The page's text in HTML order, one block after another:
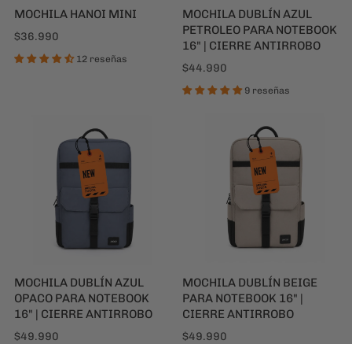
MOCHILA HANOI MINI
$36.990
12 reseñas
MOCHILA DUBLÍN AZUL
PETROLEO PARA NOTEBOOK
16" | CIERRE ANTIRROBO
$44.990
9 reseñas
MOCHILA DUBLÍN AZUL
OPACO PARA NOTEBOOK
16" | CIERRE ANTIRROBO
$49.990
MOCHILA DUBLÍN BEIGE
PARA NOTEBOOK 16" |
CIERRE ANTIRROBO
$49.990